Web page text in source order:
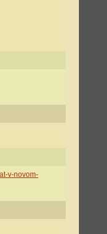
v-novom-